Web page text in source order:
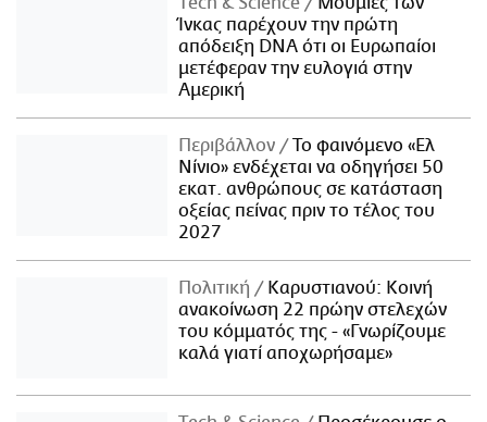
Ίνκας παρέχουν την πρώτη
απόδειξη DNA ότι οι Ευρωπαίοι
μετέφεραν την ευλογιά στην
Αμερική
Περιβάλλον
Το φαινόμενο «Ελ
Νίνιο» ενδέχεται να οδηγήσει 50
εκατ. ανθρώπους σε κατάσταση
οξείας πείνας πριν το τέλος του
2027
Πολιτική
Καρυστιανού: Κοινή
ανακοίνωση 22 πρώην στελεχών
του κόμματός της - «Γνωρίζουμε
καλά γιατί αποχωρήσαμε»